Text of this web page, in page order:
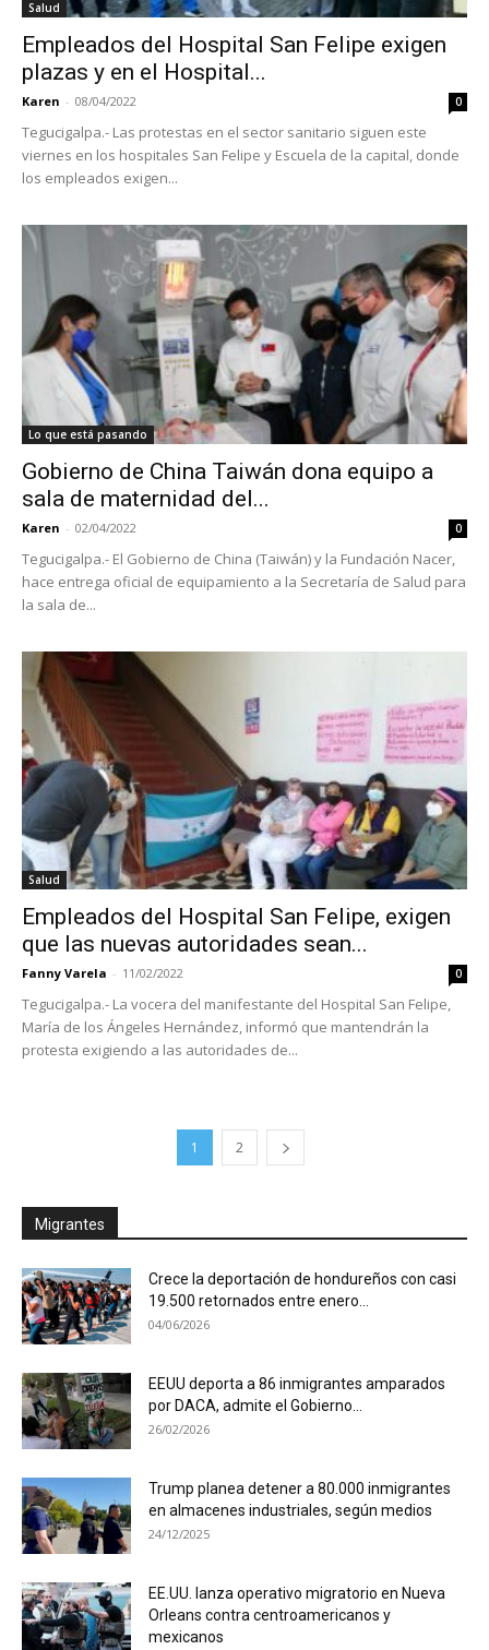
Salud
Empleados del Hospital San Felipe exigen
plazas y en el Hospital...
Karen - 08/04/2022 0
Tegucigalpa.- Las protestas en el sector sanitario siguen este
viernes en los hospitales San Felipe y Escuela de la capital, donde
los empleados exigen...
Lo que está pasando
Gobierno de China Taiwán dona equipo a
sala de maternidad del...
Karen - 02/04/2022 0
Tegucigalpa.- El Gobierno de China (Taiwán) y la Fundación Nacer,
hace entrega oficial de equipamiento a la Secretaría de Salud para
la sala de...
Salud
Empleados del Hospital San Felipe, exigen
que las nuevas autoridades sean...
Fanny Varela - 11/02/2022 0
Tegucigalpa.- La vocera del manifestante del Hospital San Felipe,
María de los Ángeles Hernández, informó que mantendrán la
protesta exigiendo a las autoridades de...
1 2
Migrantes
Crece la deportación de hondureños con casi
19.500 retornados entre enero...
04/06/2026
EEUU deporta a 86 inmigrantes amparados
por DACA, admite el Gobierno...
26/02/2026
Trump planea detener a 80.000 inmigrantes
en almacenes industriales, según medios
24/12/2025
EE.UU. lanza operativo migratorio en Nueva
Orleans contra centroamericanos y
mexicanos